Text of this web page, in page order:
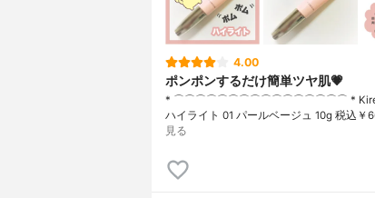
4.00
ポンポンするだけ簡単ツヤ肌💗
* ⌒⌒⌒⌒⌒⌒⌒⌒⌒⌒⌒⌒⌒⌒⌒⌒ *
ハイライト 01 パールベージュ 10g 税込
見る